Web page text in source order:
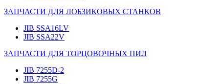
ЗАПЧАСТИ ДЛЯ ЛОБЗИКОВЫХ СТАНКОВ
JIB SSA16LV
JIB SSA22V
ЗАПЧАСТИ ДЛЯ ТОРЦОВОЧНЫХ ПИЛ
JIB 7255D-2
JIB 7255G